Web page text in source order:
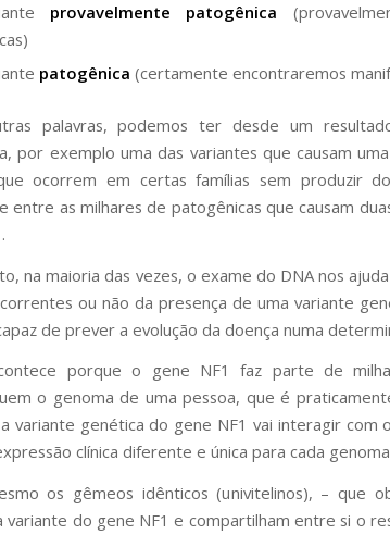
provavelmente patogênica
patogênica (certamente encontraremos
palavras, podemos ter desde um
por exemplo uma das variantes que causam
ocorrem em certas famílias sem produzir
entre as milhares de patogênicas que causam
na maioria das vezes, o exame do DNA nos
ou não da presença de uma variante
de prever a evolução da doença numa
porque o gene NF1 faz parte de
o genoma de uma pessoa, que é
variante genética do gene NF1 vai interagir com
clínica diferente e única para cada
os gêmeos idênticos (univitelinos), – que
variante do gene NF1 e compartilham entre si o